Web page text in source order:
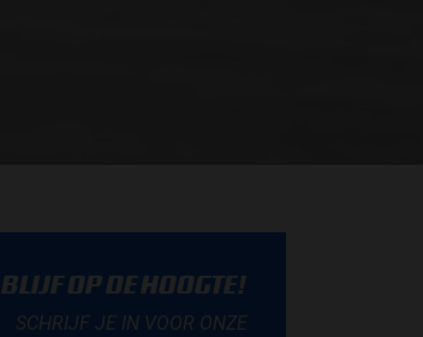
BLIJF OP DE HOOGTE!
SCHRIJF JE IN VOOR ONZE